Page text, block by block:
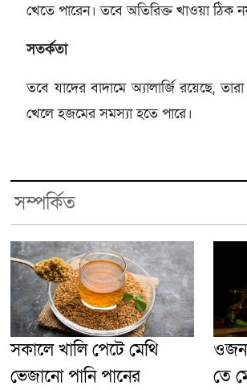
খেতে পারেন। তবে অতিরিক্ত খাওয়া ঠিক
সতর্কতা
তবে যাদের বাদামে অ্যালার্জি রয়েছে,
খেলে হজমের সমস্যা হতে পারে।
সম্পর্কিত
সকালে খালি পেটে মেথি
ভেজানো পানি পানের
ওজন
তে